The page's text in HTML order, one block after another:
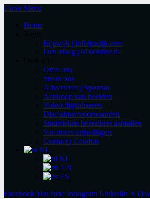
Close Menu
Home
Rijswijk | InRijswijk.com
Den Haag | 070online.nl
Over ons
Steun ons
Adverteren | Sponsor
Aankoop van beelden
Video digitaliseren
Disclaimer/voorwaarden
Statistieken bezoekers aantallen
Vacatures vrijwilligers
Contact | Colofon
NL
NL
EN
ES
FacebookYouTube Instagram LinkedIn X